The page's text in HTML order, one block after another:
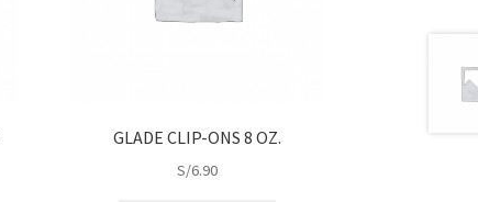
GLADE CLIP-ONS 8 OZ.
S/6.90